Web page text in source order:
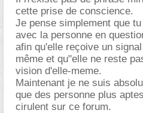
cette prise de conscience.
Je pense simplement que
avec la personne en
afin qu'elle reçoive un
même et qu"elle ne reste
vision d'elle-meme.
Maintenant je ne suis
que des personne plus
cirulent sur ce forum.